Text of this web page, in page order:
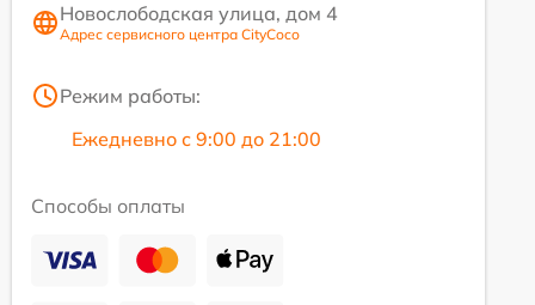
Новослободская улица, дом 4
Адрес сервисного центра CityCoco
Режим работы:
Ежедневно с 9:00 до 21:00
Способы оплаты